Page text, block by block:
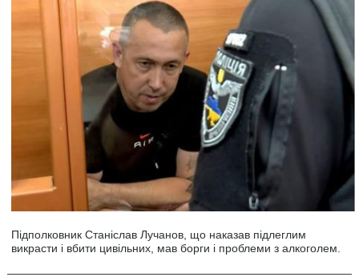
Підполковник Станіслав Лучанов, що наказав підлеглим
викрасти і вбити цивільних, мав борги і проблеми з алкоголем.